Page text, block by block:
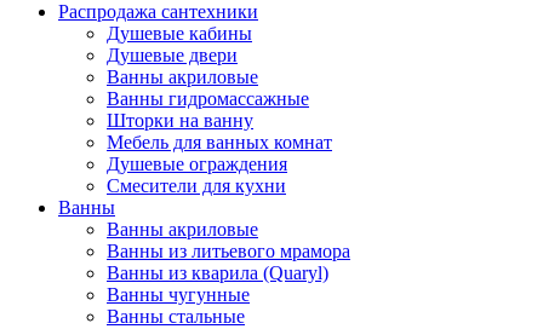
Распродажа сантехники
Душевые кабины
Душевые двери
Ванны акриловые
Ванны гидромассажные
Шторки на ванну
Мебель для ванных комнат
Душевые ограждения
Смесители для кухни
Ванны
Ванны акриловые
Ванны из литьевого мрамора
Ванны из кварила (Quaryl)
Ванны чугунные
Ванны стальные